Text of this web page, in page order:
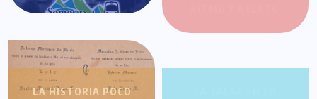
LA HISTORIA POCO